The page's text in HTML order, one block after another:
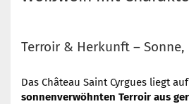
Terroir & Herkunft – Sonne,
Das Château Saint Cyrgues liegt
sonnenverwöhnten Terroir aus